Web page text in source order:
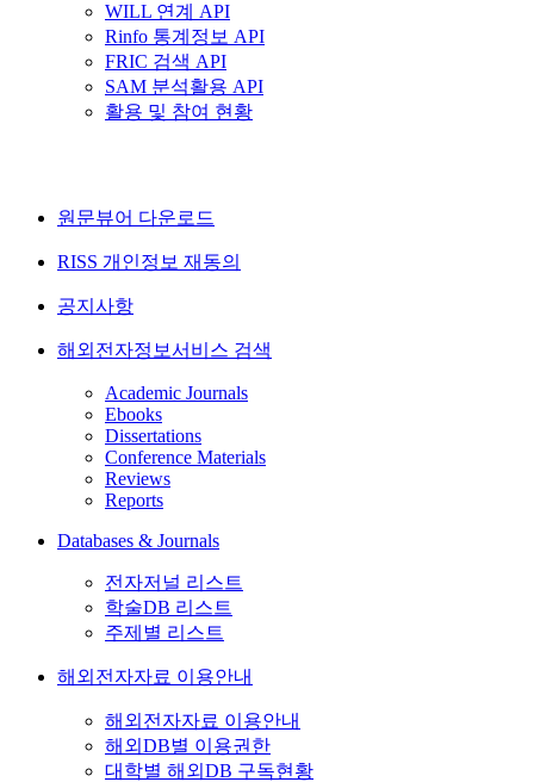
WILL 연계 API
Rinfo 통계정보 API
FRIC 검색 API
SAM 분석활용 API
활용 및 참여 현황
원문뷰어 다운로드
RISS 개인정보 재동의
공지사항
해외전자정보서비스 검색
Academic Journals
Ebooks
Dissertations
Conference Materials
Reviews
Reports
Databases & Journals
전자저널 리스트
학술DB 리스트
주제별 리스트
해외전자자료 이용안내
해외전자자료 이용안내
해외DB별 이용권한
대학별 해외DB 구독현황